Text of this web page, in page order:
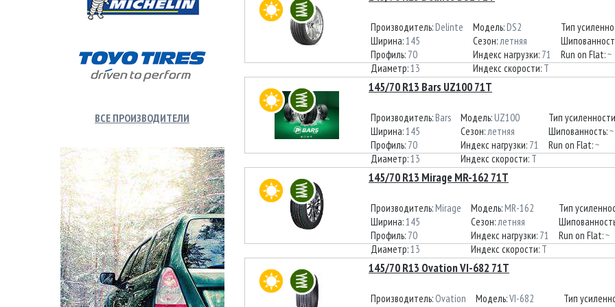
ВСЕ ПРОИЗВОДИТЕЛИ
Производитель: Delinte
Ширина:145
Профиль: 70
Диаметр:13
Модель: DS2
Сезон:летняя
Индекс нагрузки: 71
Индекс скорости: T
Тип
Run on Flat:~
145/70 R13 Bars UZ100 71T
Производитель: Bars
Ширина:145
Профиль: 70
Диаметр:13
Модель: UZ100
Сезон:летняя
Индекс нагрузки: 71
Индекс скорости: T
Тип
Шипованность:~
Run on Flat:~
145/70 R13 Mirage MR-162 71T
Производитель: Mirage
Ширина:145
Профиль: 70
Диаметр:13
Модель: MR-162
Сезон:летняя
Индекс нагрузки: 71
Индекс скорости: T
Тип
Run on Flat:~
145/70 R13 Ovation VI-682 71T
Производитель: Ovation
Модель:VI-682
Тип